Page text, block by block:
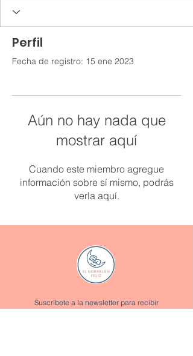
Perfil
Fecha de registro: 15 ene 2023
Aún no hay nada que
mostrar aquí
Cuando este miembro agregue
información sobre sí mismo, podrás
verla aquí.
Suscríbete a la newsletter para recibir
promociones y descuentos exclusivos: